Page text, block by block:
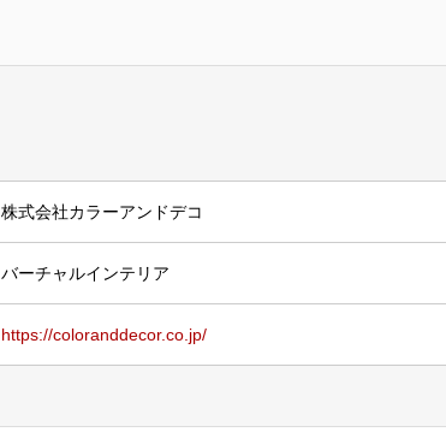
株式会社カラーアンドデコ
バーチャルインテリア
https://coloranddecor.co.jp/